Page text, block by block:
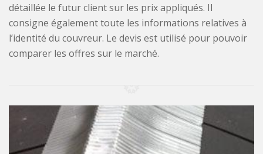
détaillée le futur client sur les prix appliqués. Il
consigne également toute les informations relatives à
l’identité du couvreur. Le devis est utilisé pour pouvoir
comparer les offres sur le marché.